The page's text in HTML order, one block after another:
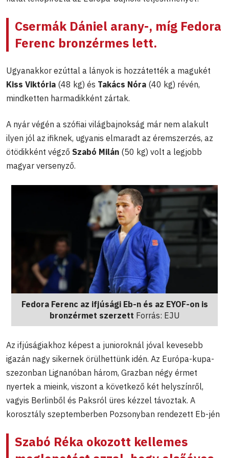
Csermák Dániel arany-, míg Fedora
Ferenc bronzérmes lett.
Ugyanakkor ezúttal a lányok is hozzátették a magukét
Kiss Viktória (48 kg) és Takács Nóra (40 kg) révén,
mindketten harmadikként zártak.
A nyár végén a szófiai világbajnokság már nem alakult
ilyen jól az ifiknek, ugyanis elmaradt az éremszerzés, az
ötödikként végző Szabó Milán (50 kg) volt a legjobb
magyar versenyző.
Fedora Ferenc az ifjúsági Eb-n és az EYOF-on is
bronzérmet szerzett Forrás: EJU
Az ifjúságiakhoz képest a junioroknál jóval kevesebb
igazán nagy sikernek örülhettünk idén. Az Európa-kupa-
szezonban Lignanóban három, Grazban négy érmet
nyertek a mieink, viszont a következő két helyszínről,
vagyis Berlinből és Paksról üres kézzel távoztak. A
korosztály szeptemberben Pozsonyban rendezett Eb-jén
Szabó Réka okozott kellemes